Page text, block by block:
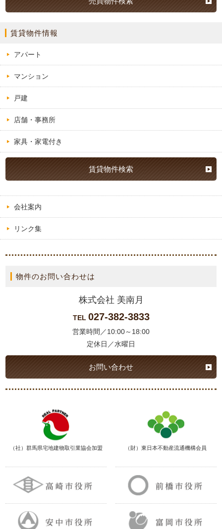
賃貸物件情報
アパート
マンション
戸建
店舗・事務所
家具・家電付き
賃貸物件検索
会社案内
リンク集
物件のお問い合わせは
株式会社 美南月
TEL 027-382-3833
営業時間／10:00～18:00
定休日／水曜日
お問い合わせ
（社）群馬県宅地建物取引業協会加盟 （財）東日本不動産流通機構会員